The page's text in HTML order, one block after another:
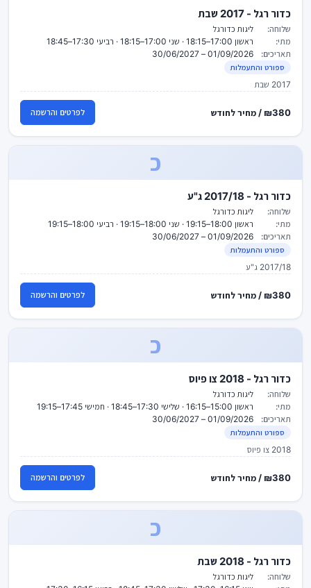
כדור רגל - 2017 שבת
שלוחה:
ליגות כדורגל
מתי:
ראשון 17:00–18:15 · שני 17:00–18:15 · רביעי 17:30–18:45
תאריכים:
01/09/2026 – 30/06/2027
ספורט והתעמלות
2017 שבת
₪380 / מחיר לחודש לפרטים והרשמה
כ
כדור רגל - 2017/18 ג"ע
שלוחה:
ליגות כדורגל
מתי:
ראשון 18:00–19:15 · שני 18:00–19:15 · רביעי 18:00–19:15
תאריכים:
01/09/2026 – 30/06/2027
ספורט והתעמלות
2017/18 ג"ע
₪380 / מחיר לחודש לפרטים והרשמה
כ
כדור רגל - 2018 צו פיוס
שלוחה:
ליגות כדורגל
מתי:
ראשון 15:00–16:15 · שלישי 17:30–18:45 · חמישי 17:45–19:15
תאריכים:
01/09/2026 – 30/06/2027
ספורט והתעמלות
2018 צו פיוס
₪380 / מחיר לחודש לפרטים והרשמה
כ
כדור רגל - 2018 שבת
שלוחה:
ליגות כדורגל